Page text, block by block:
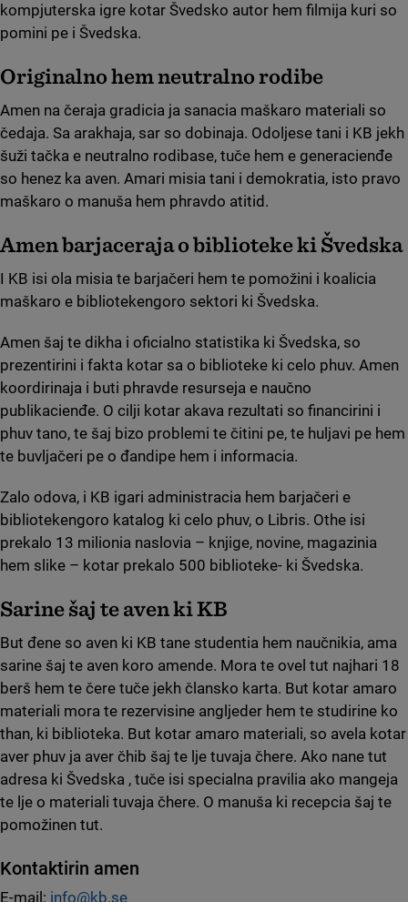
kompjuterska igre kotar Švedsko autor hem filmija kuri so
pomini pe i Švedska.
Originalno hem neutralno rodibe
Amen na čeraja gradicia ja sanacia maškaro materiali so
čedaja. Sa arakhaja, sar so dobinaja. Odoljese tani i KB jekh
šuži tačka e neutralno rodibase, tuče hem e generacienđe
so henez ka aven. Amari misia tani i demokratia, isto pravo
maškaro o manuša hem phravdo atitid.
Amen barjačeraja o biblioteke ki Švedska
I KB isi ola misia te barjačeri hem te pomožini i koalicia
maškaro e bibliotekengoro sektori ki Švedska.
Amen šaj te dikha i oficialno statistika ki Švedska, so
prezentirini i fakta kotar sa o biblioteke ki celo phuv. Amen
koordirinaja i buti phravde resurseja e naučno
publikacienđe. O cilji kotar akava rezultati so financirini i
phuv tano, te šaj bizo problemi te čitini pe, te huljavi pe hem
te buvljačeri pe o đandipe hem i informacia.
Zalo odova, i KB igari administracia hem barjačeri e
bibliotekengoro katalog ki celo phuv, o Libris. Othe isi
prekalo 13 milionia naslovia – knjige, novine, magazinia
hem slike – kotar prekalo 500 biblioteke- ki Švedska.
Sarine šaj te aven ki KB
But đene so aven ki KB tane studentia hem naučnikia, ama
sarine šaj te aven koro amende. Mora te ovel tut najhari 18
berš hem te čere tuče jekh člansko karta. But kotar amaro
materiali mora te rezervisine angljeder hem te studirine ko
than, ki biblioteka. But kotar amaro materiali, so avela kotar
aver phuv ja aver čhib šaj te lje tuvaja čhere. Ako nane tut
adresa ki Švedska , tuče isi specialna pravilia ako mangeja
te lje o materiali tuvaja čhere. O manuša ki recepcia šaj te
pomožinen tut.
Kontaktirin amen
E-mail: info@kb.se